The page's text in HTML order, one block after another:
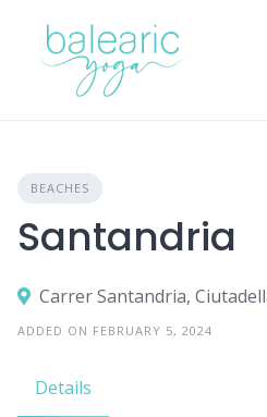
content
BEACHES
Santandria
Carrer Santandria,
ADDED ON FEBRUARY 5, 2024
Details